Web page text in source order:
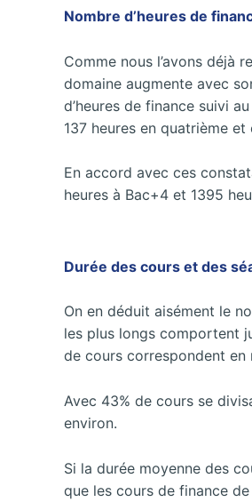
Nombre d’heures de
Comme nous l’avons déjà
domaine augmente avec
d’heures de finance suivi
137 heures en quatrième et
En accord avec ces
heures à Bac+4 et 1395
Durée des cours et des
On en déduit aisément le
les plus longs comportent
de cours correspondent en
Avec 43% de cours se
environ.
Si la durée moyenne des
que les cours de finance